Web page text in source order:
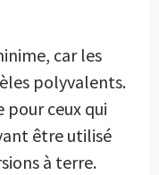
car les
polyvalents.
pour ceux qui
être utilisé
à terre.